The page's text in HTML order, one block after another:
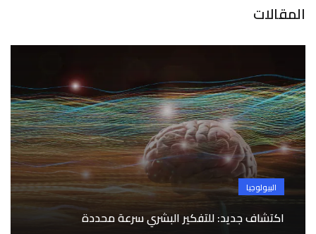
المقالات
البيولوجيا
اكتشاف جديد: للتفكير البشري سرعة محددة